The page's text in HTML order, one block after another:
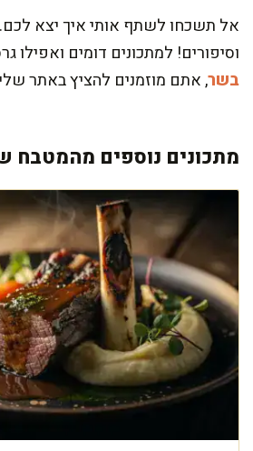
אל תשכחו לשתף אותי איך יצא
וסיפורים! למתכונים דומים ואפילו
בשר, אתם מוזמנים להציץ באתר
מתכונים נוספים מהמטבח